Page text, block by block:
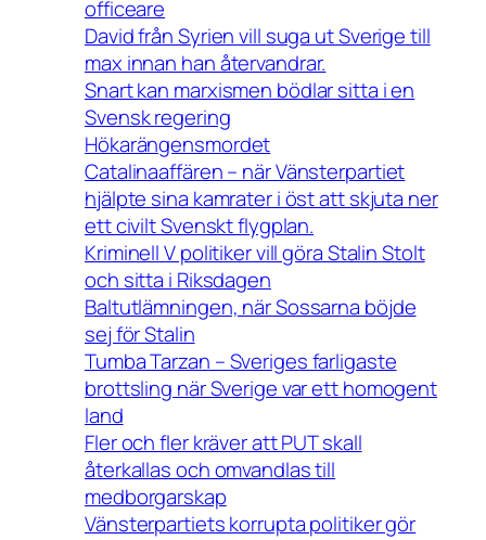
officeare
David från Syrien vill suga ut Sverige till
max innan han återvandrar.
Snart kan marxismen bödlar sitta i en
Svensk regering
Hökarängensmordet
Catalinaaffären – när Vänsterpartiet
hjälpte sina kamrater i öst att skjuta ner
ett civilt Svenskt flygplan.
Kriminell V politiker vill göra Stalin Stolt
och sitta i Riksdagen
Baltutlämningen, när Sossarna böjde
sej för Stalin
Tumba Tarzan – Sveriges farligaste
brottsling när Sverige var ett homogent
land
Fler och fler kräver att PUT skall
återkallas och omvandlas till
medborgarskap
Vänsterpartiets korrupta politiker gör